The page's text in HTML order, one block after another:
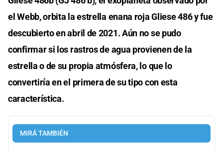
el Webb, orbita la estrella enana roja Gliese 486 y fue
descubierto en abril de 2021. Aún no se pudo
confirmar si los rastros de agua provienen de la
estrella o de su propia atmósfera, lo que lo
convertiría en el primera de su tipo con esta
característica.
MIRÁ TAMBIÉN